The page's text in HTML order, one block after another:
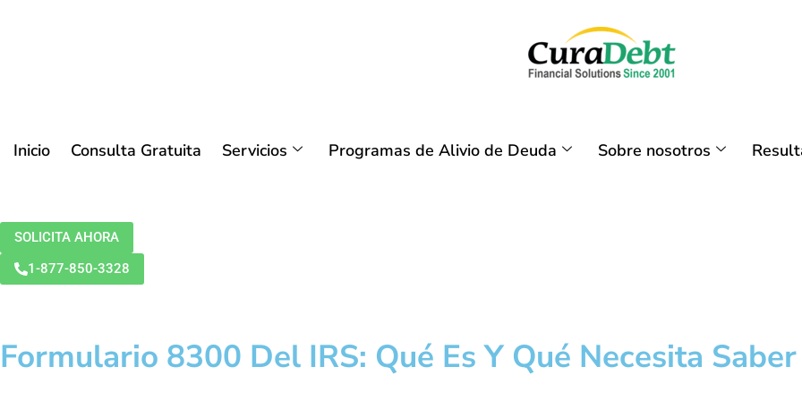
Inicio Consulta Gratuita Servicios Programas de Alivio de Deuda Sobre nosotros
SOLICITA AHORA
1-877-850-3328
Formulario 8300 Del IRS: Qué Es Y Qué Necesita Saber